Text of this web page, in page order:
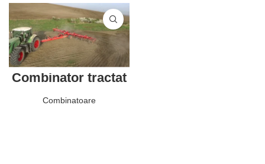
Combinator tractat
DANTE – SP
Combinatoare